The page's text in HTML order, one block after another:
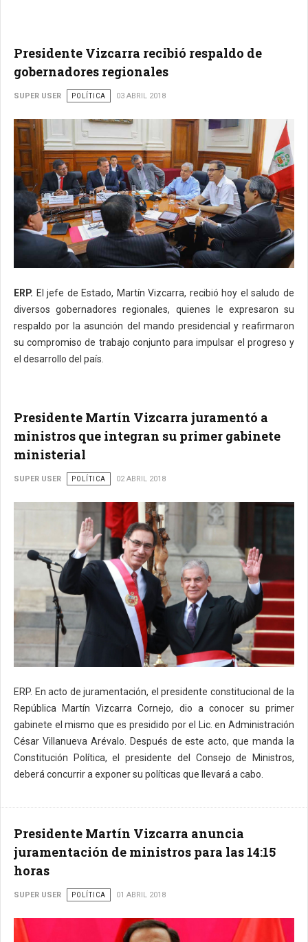
Presidente Vizcarra recibió respaldo de
gobernadores regionales
SUPER USER POLÍTICA 03 ABRIL 2018
ERP. El jefe de Estado, Martín Vizcarra, recibió hoy el saludo de
diversos gobernadores regionales, quienes le expresaron su
respaldo por la asunción del mando presidencial y reafirmaron
su compromiso de trabajo conjunto para impulsar el progreso y
el desarrollo del país.
Presidente Martín Vizcarra juramentó a
ministros que integran su primer gabinete
ministerial
SUPER USER POLÍTICA 02 ABRIL 2018
ERP. En acto de juramentación, el presidente constitucional de la
República Martín Vizcarra Cornejo, dio a conocer su primer
gabinete el mismo que es presidido por el Lic. en Administración
César Villanueva Arévalo. Después de este acto, que manda la
Constitución Política, el presidente del Consejo de Ministros,
deberá concurrir a exponer su políticas que llevará a cabo.
Presidente Martín Vizcarra anuncia
juramentación de ministros para las 14:15
horas
SUPER USER POLÍTICA 01 ABRIL 2018